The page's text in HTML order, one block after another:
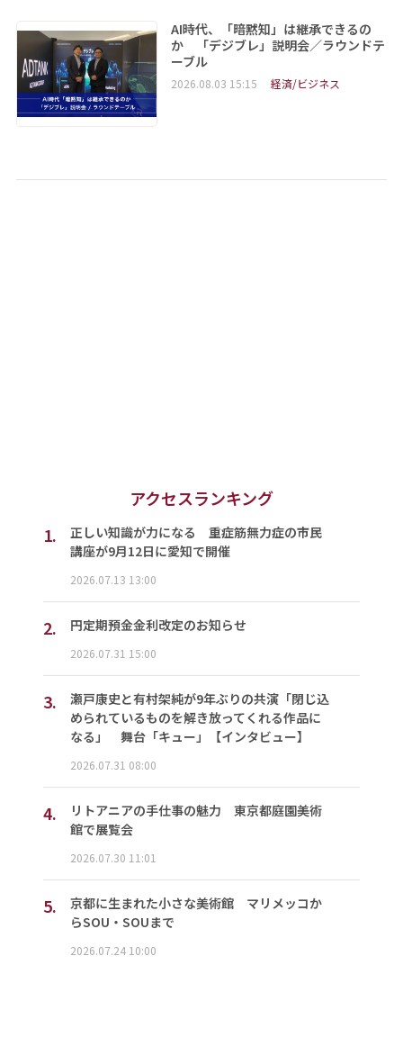
AI時代、「暗黙知」は継承できるの
か 「デジブレ」説明会／ラウンドテ
ーブル
2026.08.03 15:15 経済/ビジネス
アクセスランキング
1.
正しい知識が力になる 重症筋無力症の市民
講座が9月12日に愛知で開催
2026.07.13 13:00
2. 円定期預金金利改定のお知らせ
2026.07.31 15:00
3.
瀬戸康史と有村架純が9年ぶりの共演「閉じ込
められているものを解き放ってくれる作品に
なる」 舞台「キュー」【インタビュー】
2026.07.31 08:00
4.
リトアニアの手仕事の魅力 東京都庭園美術
館で展覧会
2026.07.30 11:01
5.
京都に生まれた小さな美術館 マリメッコか
らSOU・SOUまで
2026.07.24 10:00